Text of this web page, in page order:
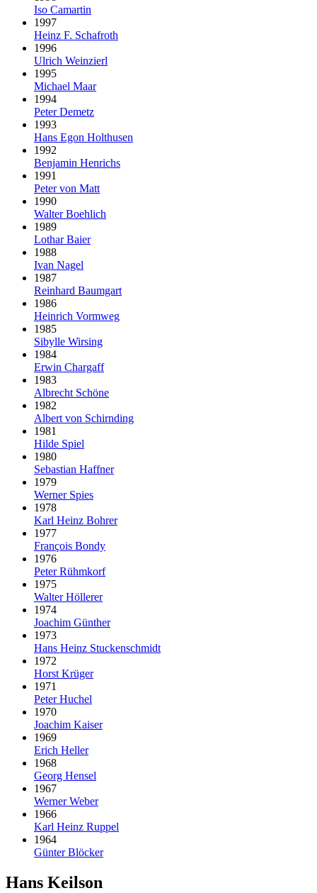
Iso Camartin
1997
Heinz F. Schafroth
1996
Ulrich Weinzierl
1995
Michael Maar
1994
Peter Demetz
1993
Hans Egon Holthusen
1992
Benjamin Henrichs
1991
Peter von Matt
1990
Walter Boehlich
1989
Lothar Baier
1988
Ivan Nagel
1987
Reinhard Baumgart
1986
Heinrich Vormweg
1985
Sibylle Wirsing
1984
Erwin Chargaff
1983
Albrecht Schöne
1982
Albert von Schirnding
1981
Hilde Spiel
1980
Sebastian Haffner
1979
Werner Spies
1978
Karl Heinz Bohrer
1977
François Bondy
1976
Peter Rühmkorf
1975
Walter Höllerer
1974
Joachim Günther
1973
Hans Heinz Stuckenschmidt
1972
Horst Krüger
1971
Peter Huchel
1970
Joachim Kaiser
1969
Erich Heller
1968
Georg Hensel
1967
Werner Weber
1966
Karl Heinz Ruppel
1964
Günter Blöcker
Hans Keilson